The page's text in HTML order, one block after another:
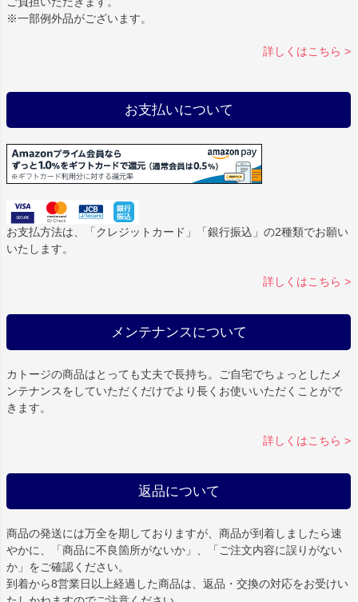
※一部例外品がございます。
詳しくはこちら >
お支払いについて
お支払方法は、「クレジットカード」「銀行振込」の2種類でお願い
いたします。
詳しくはこちら >
メンテナンスについて
カトージの商品はとっても丈夫で長持ち。ご自宅でちょっとしたメ
ンテナンスをしていただくだけでより長くお使いいただくことがで
きます。
詳しくはこちら >
返品について
商品の発送には万全を期しておりますが、商品が到着しましたら速
やかに、「商品に不良箇所がないか」、「ご注文内容に誤りがない
か」をご確認ください。
到着から8営業日以上経過した商品は、返品・交換の対応をお受けい